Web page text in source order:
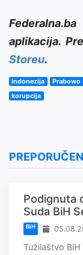
aplikacija.
Storeu.
Indonezija Prabowo
korupcija
Podignuta
Suda BiH
BiH
Tužilaštvo